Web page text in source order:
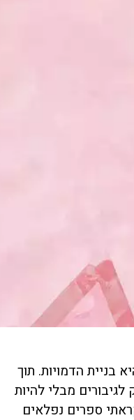
הדמויות. תוך
מבלי להיות
ספרים נפלאים